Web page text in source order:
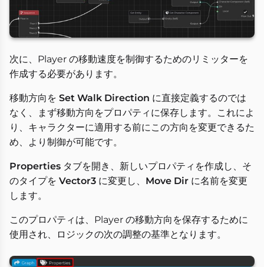
次に、Player の移動速度を制御するためのリミッターを
作成する必要があります。
移動方向を Set Walk Direction に直接定義するのでは
なく、まず移動方向をプロパティに保存します。これによ
り、キャラクターに適用する前にこの方向を変更できるた
め、より制御が可能です。
Properties タブを開き、新しいプロパティを作成し、そ
のタイプを Vector3 に変更し、 Move Dir に名前を変更
します。
このプロパティは、Player の移動方向を保存するために
使用され、ロジックの次の調整の基準となります。